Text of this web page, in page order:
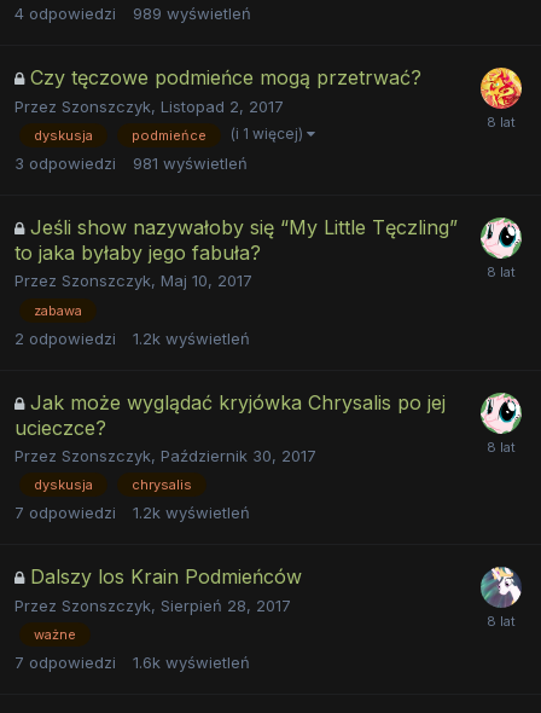
4 odpowiedzi 989 wyświetleń
Czy tęczowe podmieńce mogą przetrwać?
Przez Szonszczyk, Listopad 2, 2017
dyskusja podmieńce (i 1 więcej)
3 odpowiedzi 981 wyświetleń
Jeśli show nazywałoby się “My Little Tęczling”
to jaka byłaby jego fabuła?
Przez Szonszczyk, Maj 10, 2017
zabawa
2 odpowiedzi 1.2k wyświetleń
Jak może wyglądać kryjówka Chrysalis po jej
ucieczce?
Przez Szonszczyk, Październik 30, 2017
dyskusja chrysalis
7 odpowiedzi 1.2k wyświetleń
Dalszy los Krain Podmieńców
Przez Szonszczyk, Sierpień 28, 2017
ważne
7 odpowiedzi 1.6k wyświetleń